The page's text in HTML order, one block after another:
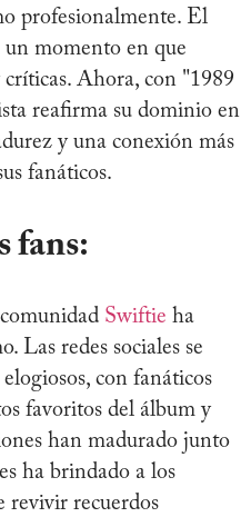
profesionalmente. El
momento en que
Ahora, con "1989
reafirma su dominio en
y una conexión más
fanáticos.
fans:
Swiftie ha
Las redes sociales se
con fanáticos
favoritos del álbum y
han madurado junto
ha brindado a los
revivir recuerdos